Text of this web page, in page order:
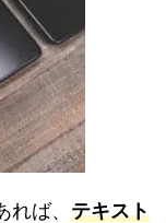
ば、 テキスト